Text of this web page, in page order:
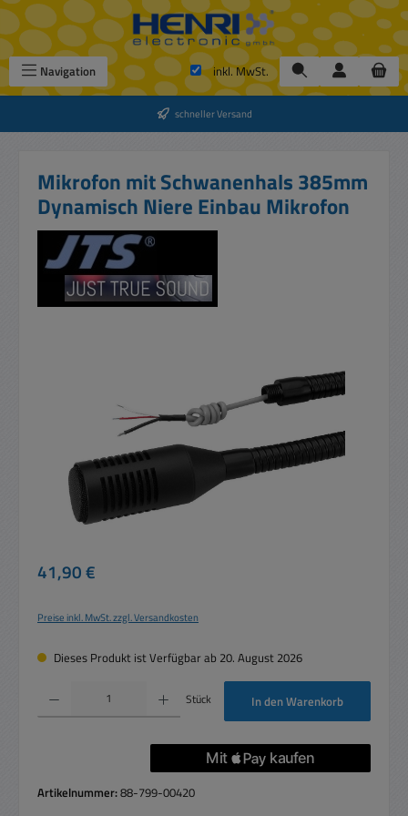
Zum Hauptinhalt springen
Navigation inkl. MwSt.
schneller Versand
Mikrofon mit Schwanenhals 385mm
Dynamisch Niere Einbau Mikrofon
Regulärer Preis:
41,90 €
Preise inkl. MwSt. zzgl. Versandkosten
Dieses Produkt ist Verfügbar ab 20. August 2026
Produkt Anzahl: Gib den gewünschten Wert ein oder benutze die Schaltflächen um
Stück In den Warenkorb
Artikelnummer:88-799-00420